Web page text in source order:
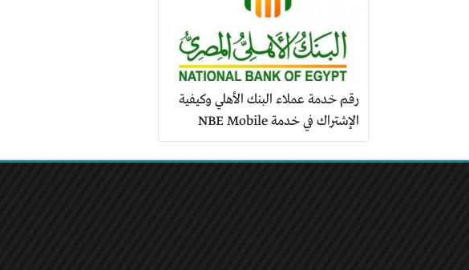
رقم خدمة عملاء البنك الأهلي وكيفية
الإشتراك في خدمة NBE Mobile